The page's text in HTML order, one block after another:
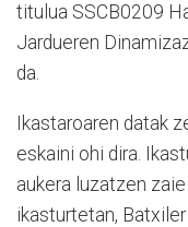
titulua SSCB0209
Jardueren
da.
Ikastaroaren datak
eskaini ohi dira.
aukera luzatzen
ikasturtetan, Batxiler